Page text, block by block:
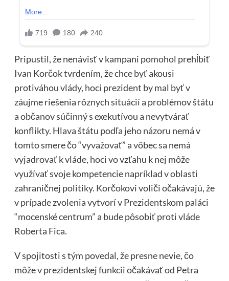
Pripustil, že nenávisť v kampani pomohol prehĺbiť
Ivan Korčok tvrdením, že chce byť akousi
protiváhou vlády, hoci prezident by mal byť v
záujme riešenia rôznych situácií a problémov štátu
a občanov súčinný s exekutívou a nevytvárať
konflikty. Hlava štátu podľa jeho názoru nemá v
tomto smere čo “vyvažovať” a vôbec sa nemá
vyjadrovať k vláde, hoci vo vzťahu k nej môže
využívať svoje kompetencie napríklad v oblasti
zahraničnej politiky. Korčokovi voliči očakávajú, že
v prípade zvolenia vytvorí v Prezidentskom paláci
“mocenské centrum” a bude pôsobiť proti vláde
Roberta Fica.
V spojitosti s tým povedal, že presne nevie, čo
môže v prezidentskej funkcii očakávať od Petra